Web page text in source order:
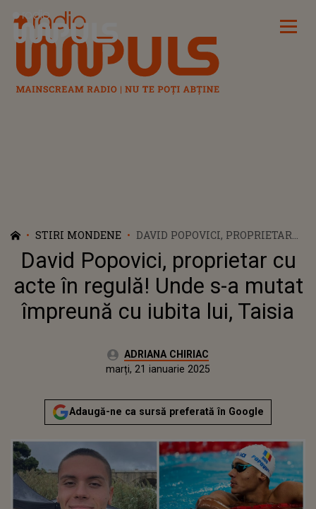
Radio Impuls
STIRI MONDENE
DAVID POPOVICI, PROPRIETAR
CU ACTE ÎN REGULĂ! UNDE S-A
MUTAT ÎMPREUNĂ CU IUBITA
LUI, TAISIA
David Popovici, proprietar cu
acte în regulă! Unde s-a mutat
împreună cu iubita lui, Taisia
Autor:ADRIANA CHIRIAC
marți, 21 ianuarie 2025Actualizat:
marți, 21 ianuarie 2025
Adaugă-ne ca sursă preferată în Google